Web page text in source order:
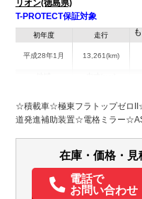
リオン(徳島県)
T-PROTECT保証対象
初年度
平成28年1月
走行
13,261(km)
徳島県
W:2,070
パワステ パワーウィン
電動格納ミラー
バックモニ
☆積載車☆極東フラトップゼ
道発進補助装置☆電格ミラー
ーバックモニター） ☆荷台内寸
在庫・価格・見
電話で
お問い合わせ